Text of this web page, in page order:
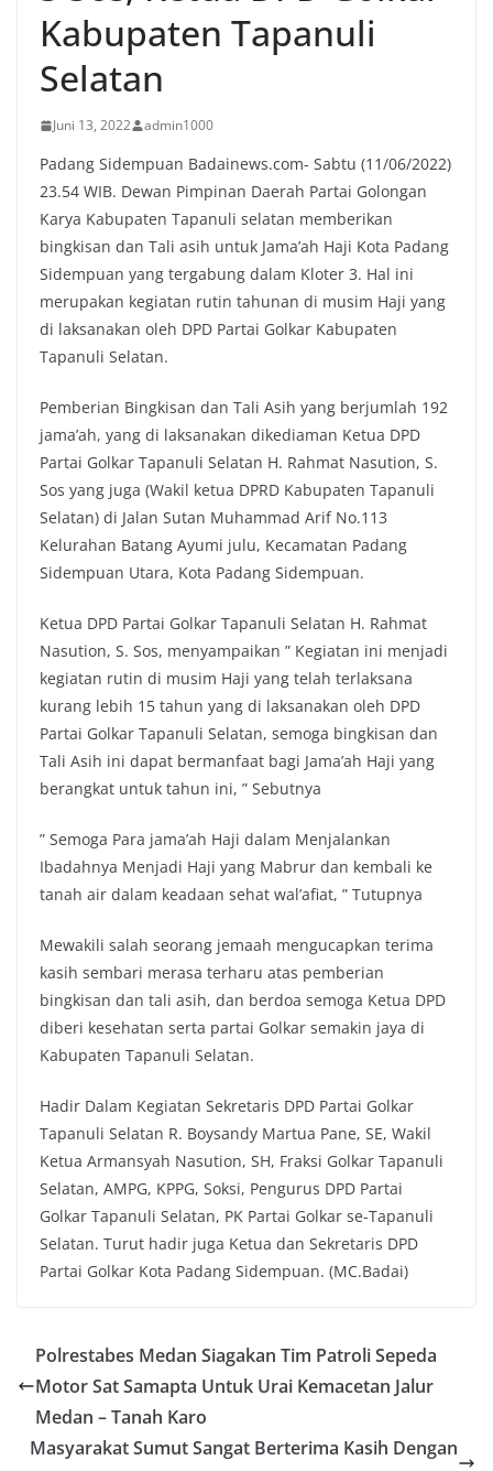
Kabupaten Tapanuli
Selatan
Juni 13, 2022 admin1000
Padang Sidempuan Badainews.com- Sabtu (11/06/2022)
23.54 WIB. Dewan Pimpinan Daerah Partai Golongan
Karya Kabupaten Tapanuli selatan memberikan
bingkisan dan Tali asih untuk Jama’ah Haji Kota Padang
Sidempuan yang tergabung dalam Kloter 3. Hal ini
merupakan kegiatan rutin tahunan di musim Haji yang
di laksanakan oleh DPD Partai Golkar Kabupaten
Tapanuli Selatan.
Pemberian Bingkisan dan Tali Asih yang berjumlah 192
jama’ah, yang di laksanakan dikediaman Ketua DPD
Partai Golkar Tapanuli Selatan H. Rahmat Nasution, S.
Sos yang juga (Wakil ketua DPRD Kabupaten Tapanuli
Selatan) di Jalan Sutan Muhammad Arif No.113
Kelurahan Batang Ayumi julu, Kecamatan Padang
Sidempuan Utara, Kota Padang Sidempuan.
Ketua DPD Partai Golkar Tapanuli Selatan H. Rahmat
Nasution, S. Sos, menyampaikan ” Kegiatan ini menjadi
kegiatan rutin di musim Haji yang telah terlaksana
kurang lebih 15 tahun yang di laksanakan oleh DPD
Partai Golkar Tapanuli Selatan, semoga bingkisan dan
Tali Asih ini dapat bermanfaat bagi Jama’ah Haji yang
berangkat untuk tahun ini, ” Sebutnya
” Semoga Para jama’ah Haji dalam Menjalankan
Ibadahnya Menjadi Haji yang Mabrur dan kembali ke
tanah air dalam keadaan sehat wal’afiat, ” Tutupnya
Mewakili salah seorang jemaah mengucapkan terima
kasih sembari merasa terharu atas pemberian
bingkisan dan tali asih, dan berdoa semoga Ketua DPD
diberi kesehatan serta partai Golkar semakin jaya di
Kabupaten Tapanuli Selatan.
Hadir Dalam Kegiatan Sekretaris DPD Partai Golkar
Tapanuli Selatan R. Boysandy Martua Pane, SE, Wakil
Ketua Armansyah Nasution, SH, Fraksi Golkar Tapanuli
Selatan, AMPG, KPPG, Soksi, Pengurus DPD Partai
Golkar Tapanuli Selatan, PK Partai Golkar se-Tapanuli
Selatan. Turut hadir juga Ketua dan Sekretaris DPD
Partai Golkar Kota Padang Sidempuan. (MC.Badai)
Polrestabes Medan Siagakan Tim Patroli Sepeda
Motor Sat Samapta Untuk Urai Kemacetan Jalur
Medan – Tanah Karo
Masyarakat Sumut Sangat Berterima Kasih Dengan